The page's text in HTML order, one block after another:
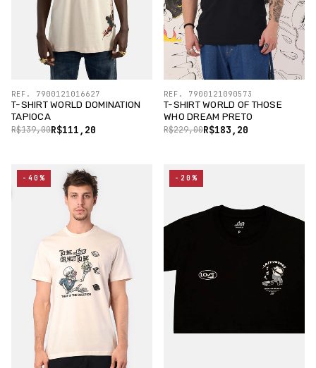
T-SHIRT WORLD DOMINATION
TAPIOCA
R$111,20
R$139,00
REF. 7900121016627
T-SHIRT WORLD OF THOSE
WHO DREAM PRETO
R$183,20
R$229,00
REF. 7900121090573
-40% -20%